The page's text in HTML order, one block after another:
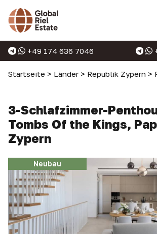
+49 174 636 7046
Startseite > Länder > Republik Zypern >
3-Schlafzimmer-
Tombs Of the Kings,
Zypern
Neubau